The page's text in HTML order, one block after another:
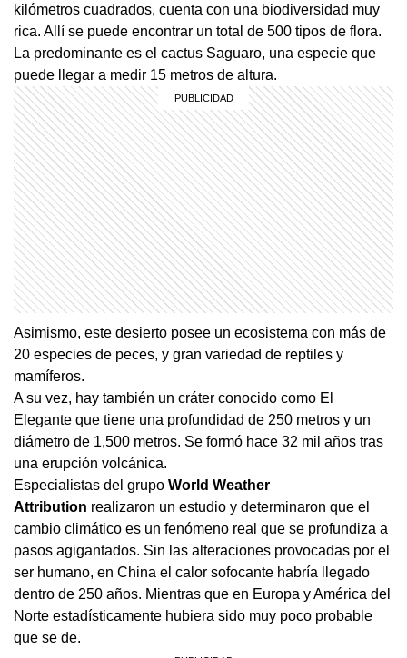
kilómetros cuadrados, cuenta con una biodiversidad muy
rica. Allí se puede encontrar un total de 500 tipos de flora.
La predominante es el cactus Saguaro, una especie que
puede llegar a medir 15 metros de altura.
Asimismo, este desierto posee un ecosistema con más de
20 especies de peces, y gran variedad de reptiles y
mamíferos.
A su vez, hay también un cráter conocido como El
Elegante que tiene una profundidad de 250 metros y un
diámetro de 1,500 metros. Se formó hace 32 mil años tras
una erupción volcánica.
Especialistas del grupo World Weather
Attribution realizaron un estudio y determinaron que el
cambio climático es un fenómeno real que se profundiza a
pasos agigantados. Sin las alteraciones provocadas por el
ser humano, en China el calor sofocante habría llegado
dentro de 250 años. Mientras que en Europa y América del
Norte estadísticamente hubiera sido muy poco probable
que se de.